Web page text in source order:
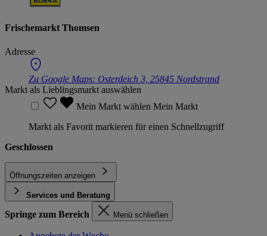
Frischemarkt Thomsen
Adresse
Zu Google Maps: Osterdeich 3, 25845 Nordstrand
Markt als Lieblingsmarkt auswählen
Mein Markt wählen Mein Markt
Markt als Favorit markieren für einen Schnellzugriff
Geschlossen
Öffnungszeiten anzeigen
Services und Beratung
Springe zum Bereich Menü schließen